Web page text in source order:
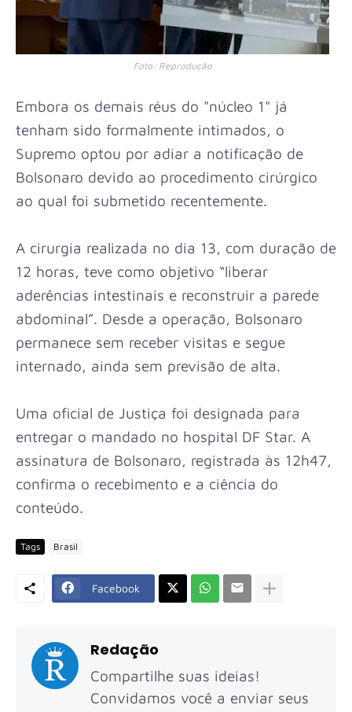
Foto: Reprodução
Embora os demais réus do "núcleo 1" já
tenham sido formalmente intimados, o
Supremo optou por adiar a notificação de
Bolsonaro devido ao procedimento cirúrgico
ao qual foi submetido recentemente.
A cirurgia realizada no dia 13, com duração de
12 horas, teve como objetivo “liberar
aderências intestinais e reconstruir a parede
abdominal”. Desde a operação, Bolsonaro
permanece sem receber visitas e segue
internado, ainda sem previsão de alta.
Uma oficial de Justiça foi designada para
entregar o mandado no hospital DF Star. A
assinatura de Bolsonaro, registrada às 12h47,
confirma o recebimento e a ciência do
conteúdo.
Tags Brasil
Facebook
Redação
Compartilhe suas ideias!
Convidamos você a enviar seus